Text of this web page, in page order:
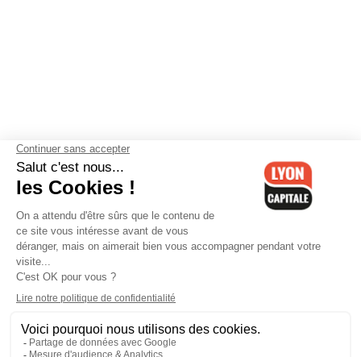
Contactez-nous-Mentions légales-CGV-Politique de